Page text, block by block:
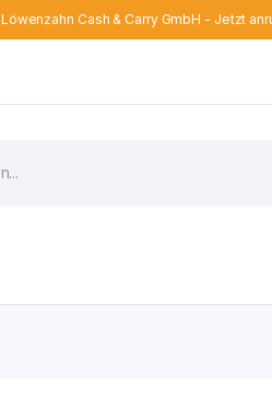
Löwenzahn Cash & Carry GmbH - Jetzt